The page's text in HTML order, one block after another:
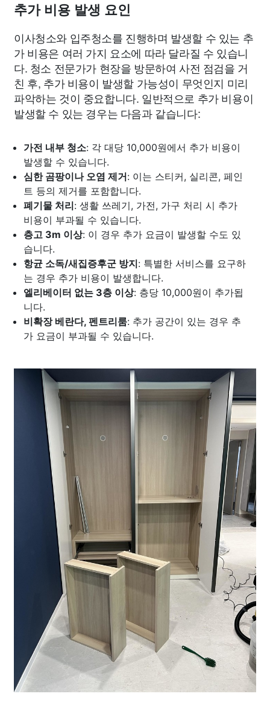
추가 비용 발생 요인
이사청소와 입주청소를 진행하며 발생할 수 있는 추
가 비용은 여러 가지 요소에 따라 달라질 수 있습니
다. 청소 전문가가 현장을 방문하여 사전 점검을 거
친 후, 추가 비용이 발생할 가능성이 무엇인지 미리
파악하는 것이 중요합니다. 일반적으로 추가 비용이
발생할 수 있는 경우는 다음과 같습니다:
가전 내부 청소: 각 대당 10,000원에서 추가 비용이
발생할 수 있습니다.
심한 곰팡이나 오염 제거: 이는 스티커, 실리콘, 페인
트 등의 제거를 포함합니다.
폐기물 처리: 생활 쓰레기, 가전, 가구 처리 시 추가
비용이 부과될 수 있습니다.
층고 3m 이상: 이 경우 추가 요금이 발생할 수도 있
습니다.
항균 소독/새집증후군 방지: 특별한 서비스를 요구하
는 경우 추가 비용이 발생합니다.
엘리베이터 없는 3층 이상: 층당 10,000원이 추가됩
니다.
비확장 베란다, 펜트리룸: 추가 공간이 있는 경우 추
가 요금이 부과될 수 있습니다.